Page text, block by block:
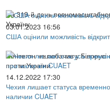
На 319-й день
Україну
03.01.2023 16:56
США оцінили можливість
Пентегон не побачив у Білорусі
проти України
14.12.2022 17:30
Чехия лишает статуса
наличии CUAET